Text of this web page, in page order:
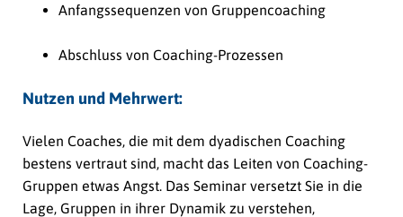
Anfangssequenzen von Gruppencoaching
Abschluss von Coaching-Prozessen
Nutzen und Mehrwert:
Vielen Coaches, die mit dem dyadischen Coaching
bestens vertraut sind, macht das Leiten von Coaching-
Gruppen etwas Angst. Das Seminar versetzt Sie in die
Lage, Gruppen in ihrer Dynamik zu verstehen,